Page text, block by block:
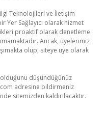
Teknolojileri ve İletişim
Yer Sağlayıcı olarak hizmet
proaktif olarak denetleme
Ancak, üyelerimiz
olup, siteye üye olarak
olduğunu düşündüğünüz
adresine bildirmeniz
sitemizden kaldırılacaktır.